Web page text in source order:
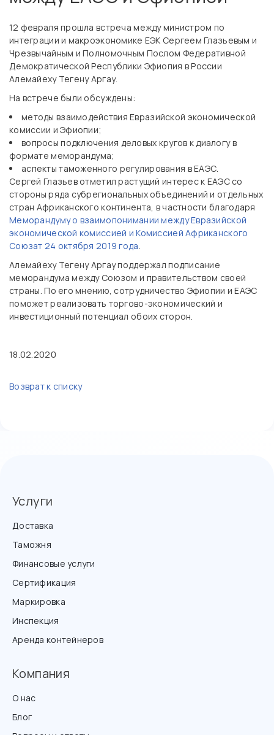
12 февраля прошла встреча между министром по
интеграции и макроэкономике ЕЭК Сергеем Глазьевым и
Чрезвычайным и Полномочным Послом Федеративной
Демократической Республики Эфиопия в России
Алемайеху Тегену Аргау.
На встрече были обсуждены:
методы взаимодействия Евразийской экономической
комиссии и Эфиопии;
вопросы подключения деловых кругов к диалогу в
формате меморандума;
аспекты таможенного регулирования в ЕАЭС.
Сергей Глазьев отметил растущий интерес к ЕАЭС со
стороны ряда субрегиональных объединений и отдельных
стран Африканского континента, в частности благодаря
Меморандуму о взаимопонимании между Евразийской
экономической комиссией и Комиссией Африканского
Союзат 24 октября 2019 года.
Алемайеху Тегену Аргау поддержал подписание
меморандума между Союзом и правительством своей
страны. По его мнению, сотрудничество Эфиопии и ЕАЭС
поможет реализовать торгово-экономический и
инвестиционный потенциал обоих сторон.
18.02.2020
Возврат к списку
Услуги
Доставка
Таможня
Финансовые услуги
Сертификация
Маркировка
Инспекция
Аренда контейнеров
Компания
О нас
Блог